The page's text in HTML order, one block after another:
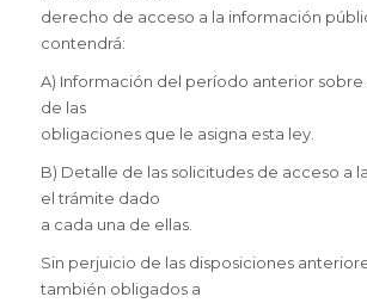
derecho de acceso a la información
contendrá:
A) Información del período anterior
de las
obligaciones que le asigna esta ley.
B) Detalle de las solicitudes de acceso a
el trámite dado
a cada una de ellas.
Sin perjuicio de las disposiciones
también obligados a